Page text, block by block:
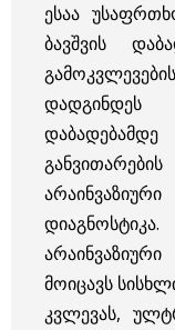
ესაა
ბავშვის
დიაგნოსტიკა.
მოიცავს
კვლევას,